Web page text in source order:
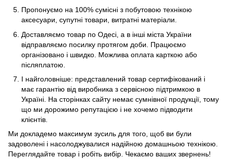
Пропонуємо на 100% сумісні з побутовою технікою
аксесуари, супутні товари, витратні матеріали.
Доставляємо товар по Одесі, а в інші міста України
відправляємо посилку протягом доби. Працюємо
організовано і швидко. Можлива оплата карткою або
післяплатою.
І найголовніше: представлений товар сертифікований і
має гарантію від виробника з сервісною підтримкою в
Україні. На сторінках сайту немає сумнівної продукції, тому
що ми дорожимо репутацією і не хочемо підводити
клієнтів.
Ми докладемо максимум зусиль для того, щоб ви були
задоволені і насолоджувалися надійною домашньою технікою.
Переглядайте товар і робіть вибір. Чекаємо ваших звернень!